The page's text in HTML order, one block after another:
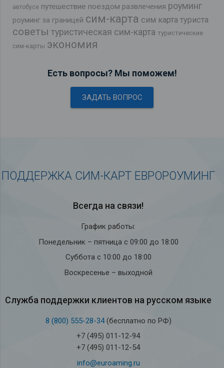
автобусе путешествие поездом развлечения роуминг
роуминг за границей сим-карта сим карта туриста
советы туристическая сим-карта туристические
сим-карты экономия
Есть вопросы? Мы поможем!
ЗАДАТЬ ВОПРОС
ПОДДЕРЖКА СИМ-КАРТ ЕВРОРОУМИНГ
Всегда на связи!
График работы:
Понедельник – пятница с 09:00 до 18:00
Суббота с 10:00 до 18:00
Воскресенье – выходной
Служба под­держки кли­ен­тов на рус­ском языке
8 (800) 555-28-34(бесплатно по РФ)
+7 (495) 011-12-94
+7 (495) 011-12-54
info@euroaming.ru